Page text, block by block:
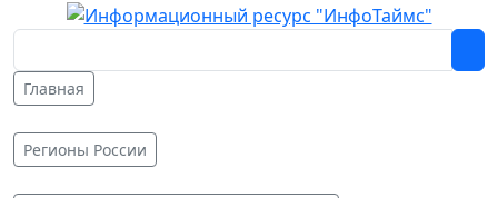
Главная
Регионы России